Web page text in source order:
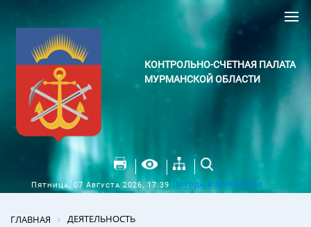
КОНТРОЛЬНО-СЧЕТНАЯ ПАЛАТА
МУРМАНСКОЙ ОБЛАСТИ
Пятница, 07 Августа 2026, 17:39 Погода в Мурманске
ГЛАВНАЯ
ДЕЯТЕЛЬНОСТЬ